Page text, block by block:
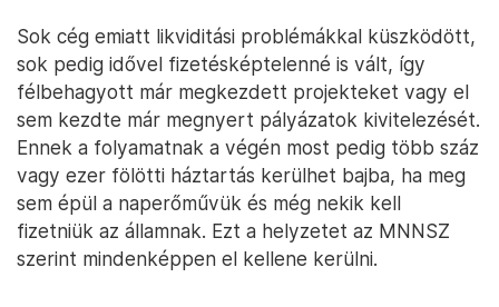
Sok cég emiatt likviditási problémákkal küszködött,
sok pedig idővel fizetésképtelenné is vált, így
félbehagyott már megkezdett projekteket vagy el
sem kezdte már megnyert pályázatok kivitelezését.
Ennek a folyamatnak a végén most pedig több száz
vagy ezer fölötti háztartás kerülhet bajba, ha meg
sem épül a naperőművük és még nekik kell
fizetniük az államnak. Ezt a helyzetet az MNNSZ
szerint mindenképpen el kellene kerülni.